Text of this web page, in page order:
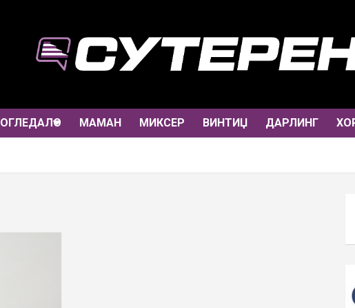
ОГЛЕДАЛО МАМАН МИКСЕР ВИНТИЏ ДАРЛИНГ